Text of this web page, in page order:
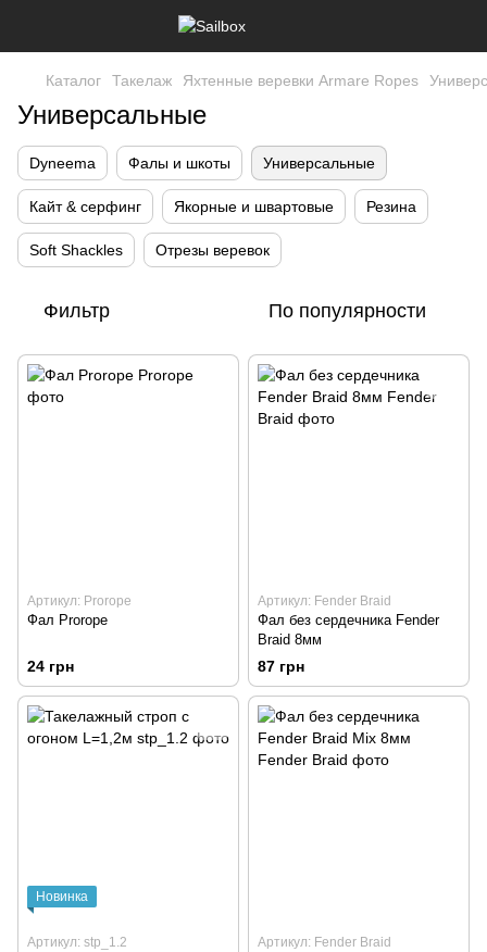
Каталог Такелаж Яхтенные веревки Armare Ropes
Универсальные
Dyneema Фалы и шкоты Универсальные
Кайт & серфинг Якорные и швартовые Резина
Soft Shackles Отрезы веревок
Фильтр По популярности
Артикул: Prorope
Фал Prorope
24 грн
Артикул: Fender Braid
Фал без сердечника Fender
Braid 8мм
87 грн
Новинка
Артикул: stp_1.2 Артикул: Fender Braid